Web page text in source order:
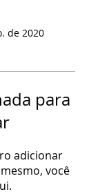
de 2020
para
adicionar
você